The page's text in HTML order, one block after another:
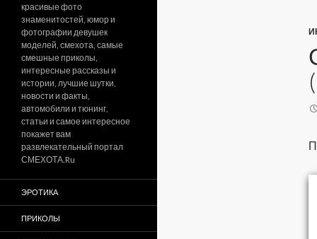
красивые фото
знаменитостей, юмор и
фотографии девушек
моделей, смехота, самые
смешные приколы,
интересные рассказы и
истории, лучшие шутки,
новости и факты,
автомобили и тюнинг,
статьи и самое интересное
покажет вам
развлекательный портал
СМЕХОТА.Ru
ЭРОТИКА
ПРИКОЛЫ